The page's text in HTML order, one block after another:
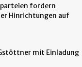
fordern
Hinrichtungen auf
mit Einladung